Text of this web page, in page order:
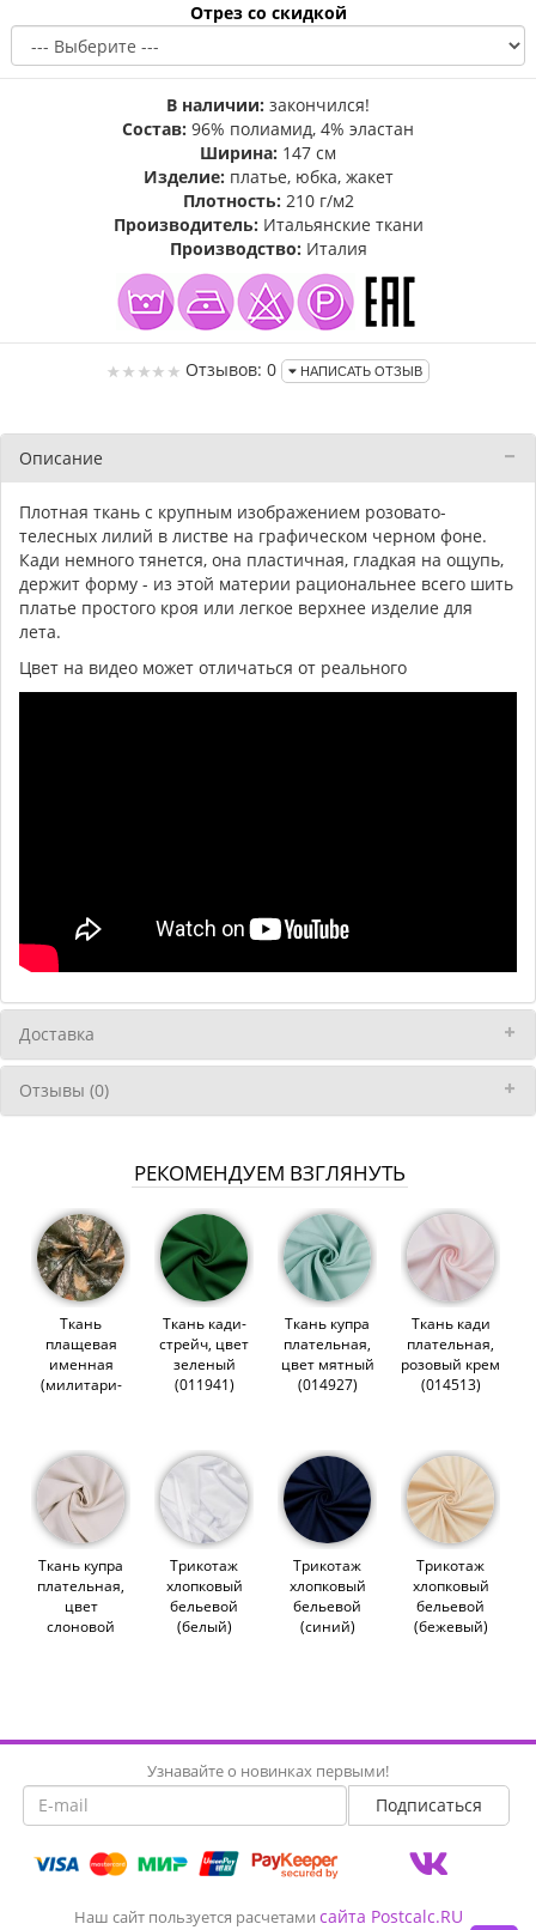
Отрез со скидкой
В наличии: закончился!
Состав: 96% полиамид, 4% эластан
Ширина: 147 см
Изделие: платье, юбка, жакет
Плотность: 210 г/м2
Производитель: Итальянские ткани
Производство: Италия
Отзывов: 0 НАПИСАТЬ ОТЗЫВ
Описание
Плотная ткань с крупным изображением розовато-
телесных лилий в листве на графическом черном фоне.
Кади немного тянется, она пластичная, гладкая на ощупь,
держит форму - из этой материи рациональнее всего шить
платье простого кроя или легкое верхнее изделие для
лета.
Цвет на видео может отличаться от реального
Доставка
Отзывы (0)
РЕКОМЕНДУЕМ ВЗГЛЯНУТЬ
Ткань
плащевая
именная
(милитари-
Ткань кади-
стрейч, цвет
зеленый
(011941)
Ткань купра
плательная,
цвет мятный
(014927)
Ткань кади
плательная,
розовый крем
(014513)
Ткань купра
плательная,
цвет
слоновой
Трикотаж
хлопковый
бельевой
(белый)
Трикотаж
хлопковый
бельевой
(синий)
Трикотаж
хлопковый
бельевой
(бежевый)
Узнавайте о новинках первыми!
Наш сайт пользуется расчетами сайта Postcalc.RU